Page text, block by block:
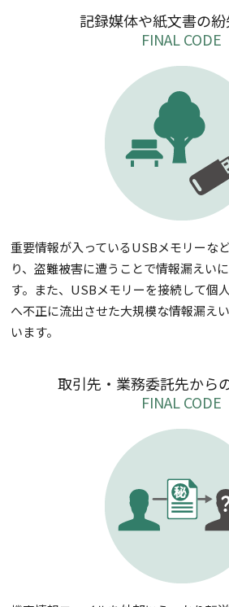
記録媒体や紙文書の
FINAL CODE
重要情報が入っているUSBメモリーな
り、盗難被害に遭うことで情報漏えい
す。また、USBメモリーを接続して個
へ不正に流出させた大規模な情報漏え
います。
取引先・業務委託先から
FINAL CODE